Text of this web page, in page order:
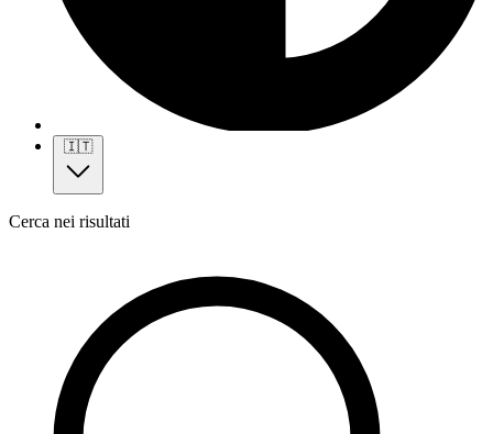
🇮🇹
Cerca nei risultati